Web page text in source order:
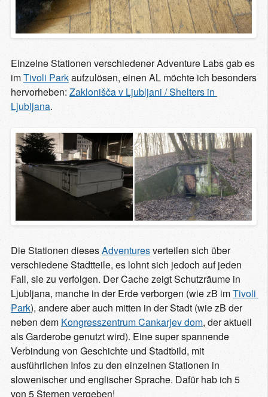
Einzelne Stationen verschiedener Adventure Labs gab es
imTivoli Parkaufzulösen, einen AL möchte ich besonders
hervorheben: Zaklonišča v Ljubljani / Shelters in
Ljubljana.
Die Stationen diesesAdventuresverteilen sich über
verschiedene Stadtteile, es lohnt sich jedoch auf jeden
Fall, sie zu verfolgen. Der Cache zeigt Schutzräume in
Ljubljana, manche in der Erde verborgen (wie zB imTivoli
Park), andere aber auch mitten in der Stadt (wie zB der
neben dem Kongresszentrum Cankarjev dom, der aktuell
als Garderobe genutzt wird). Eine super spannende
Verbindung von Geschichte und Stadtbild, mit
ausführlichen Infos zu den einzelnen Stationen in
slowenischer und englischer Sprache. Dafür hab ich 5
von 5 Sternen vergeben!